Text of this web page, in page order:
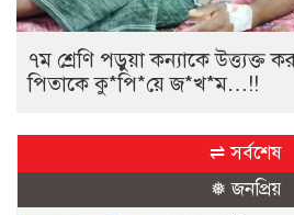
৭ম শ্রেণি পড়ুয়া কন্যাকে উত্ত্যক্ত
পিতাকে কু*পি*য়ে জ*খ*ম…!!
⇌ সর্বশেষ
❅ জনপ্রিয়